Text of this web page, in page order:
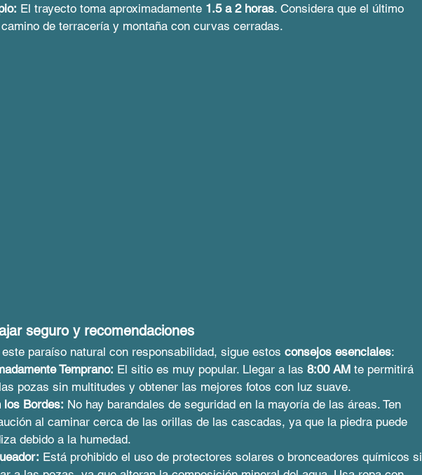
El trayecto toma aproximadamente 1.5 a 2 horas. Considera que el último
de terracería y montaña con curvas cerradas.
seguro y recomendaciones
paraíso natural con responsabilidad, sigue estos consejos esenciales:
Temprano: El sitio es muy popular. Llegar a las 8:00 AM te permitirá
pozas sin multitudes y obtener las mejores fotos con luz suave.
los Bordes: No hay barandales de seguridad en la mayoría de las áreas. Ten
al caminar cerca de las orillas de las cascadas, ya que la piedra puede
debido a la humedad.
Está prohibido el uso de protectores solares o bronceadores químicos si